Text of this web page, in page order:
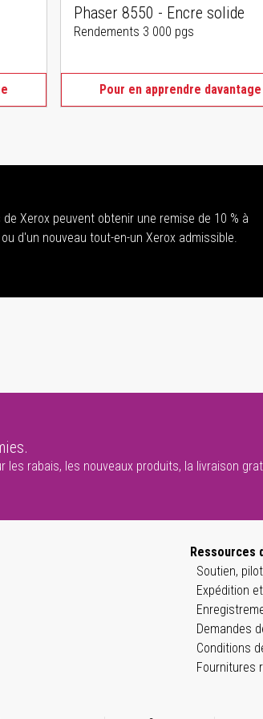
Phaser 8550 - Encre solide
Rendements 3 000 pgs
Pour en apprendre davantage
Xerox peuvent obtenir une remise de 10 % à
d'un nouveau tout-en-un Xerox admissible.
rabais, les nouveaux produits, la livraison
Ressources
Soutien,
Expédition
Demandes
Conditions
Fournitures